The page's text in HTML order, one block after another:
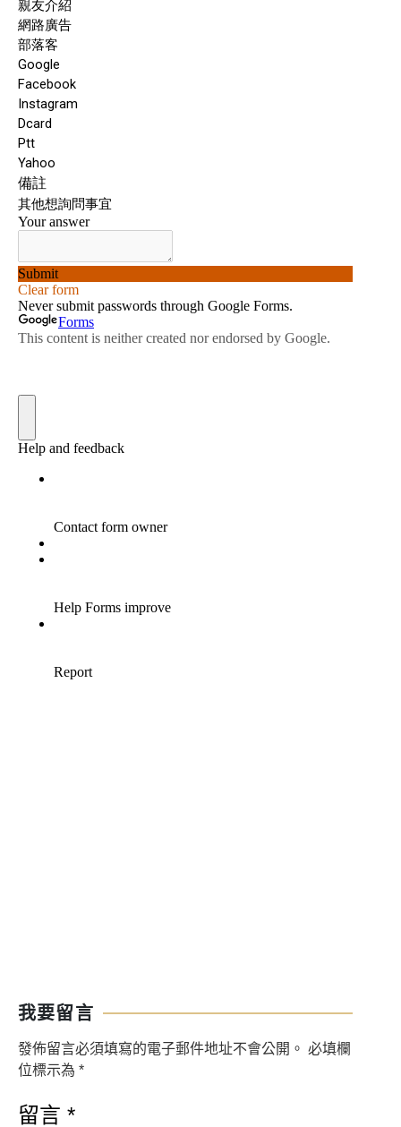
我要留言
發佈留言必須填寫的電子郵件地址不會公開。 必填欄
位標示為 *
留言 *